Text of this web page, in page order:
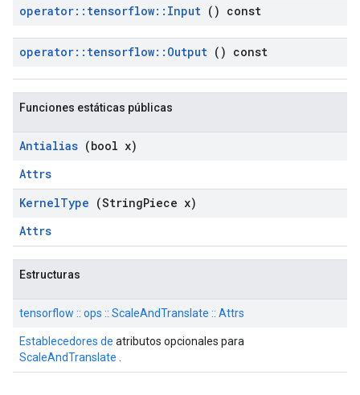
operator:: tensorflow:: Input () const
operator:: tensorflow:: Output () const
Funciones estáticas públicas
Antialias (bool x)
Attrs
KernelType (StringPiece x)
Attrs
Estructuras
tensorflow :: ops :: ScaleAndTranslate :: Attrs
Establecedores de atributos opcionales para
ScaleAndTranslate